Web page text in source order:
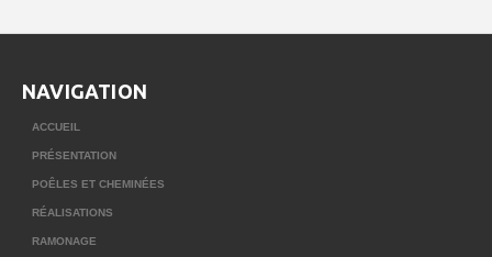
NAVIGATION
ACCUEIL
PRÉSENTATION
POÊLES ET CHEMINÉES
RÉALISATIONS
RAMONAGE